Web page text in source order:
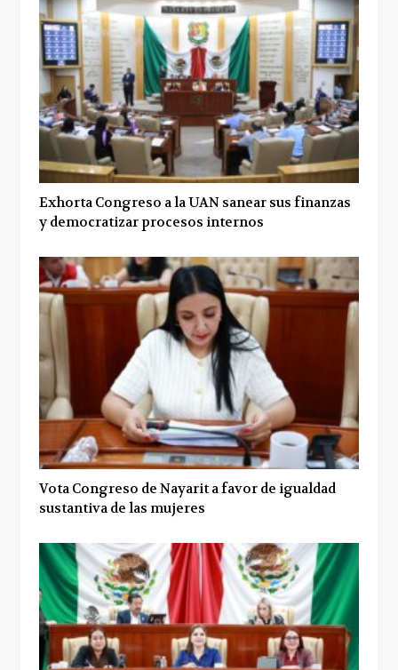
Exhorta Congreso a la UAN sanear sus finanzas
y democratizar procesos internos
Vota Congreso de Nayarit a favor de igualdad
sustantiva de las mujeres